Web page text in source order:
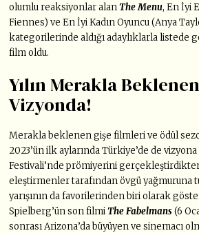
olumlu reaksiyonlar alanThe Menu, En İyi
Fiennes) ve En İyi Kadın Oyuncu (Anya
kategorilerinde aldığı adaylıklarla listede
film oldu.
Yılın Merakla
Vizyonda!
Merakla beklenen gişe filmleri ve ödül
2023’ün ilk aylarında Türkiye’de de
Festivali’nde prömiyerini
eleştirmenler tarafından övgü yağmuruna
yarışının da favorilerinden biri olarak
Spielberg’ün son filmiThe Fabelmans (6
sonrası Arizona’da büyüyen ve sinemacı